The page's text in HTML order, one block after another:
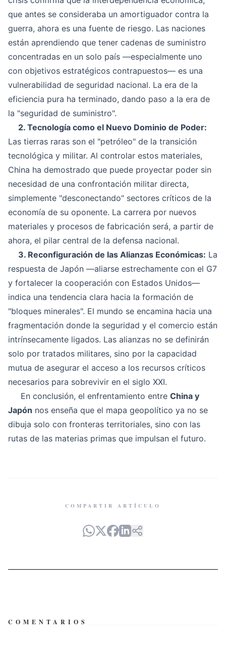
que antes se consideraba un amortiguador contra la
guerra, ahora es una fuente de riesgo. Las naciones
están aprendiendo que tener cadenas de suministro
concentradas en un solo país —especialmente uno
con objetivos estratégicos contrapuestos— es una
vulnerabilidad de seguridad nacional. La era de la
eficiencia pura ha terminado, dando paso a la era de
la "seguridad de suministro".
2. Tecnología como el Nuevo Dominio de Poder:
Las tierras raras son el "petróleo" de la transición
tecnológica y militar. Al controlar estos materiales,
China ha demostrado que puede proyectar poder sin
necesidad de una confrontación militar directa,
simplemente "desconectando" sectores críticos de la
economía de su oponente. La carrera por nuevos
materiales y procesos de fabricación será, a partir de
ahora, el pilar central de la defensa nacional.
3. Reconfiguración de las Alianzas Económicas: La
respuesta de Japón —aliarse estrechamente con el G7
y fortalecer la cooperación con Estados Unidos—
indica una tendencia clara hacia la formación de
"bloques minerales". El mundo se encamina hacia una
fragmentación donde la seguridad y el comercio están
intrínsecamente ligados. Las alianzas no se definirán
solo por tratados militares, sino por la capacidad
mutua de asegurar el acceso a los recursos críticos
necesarios para sobrevivir en el siglo XXI.
En conclusión, el enfrentamiento entre China y
Japón nos enseña que el mapa geopolítico ya no se
dibuja solo con fronteras territoriales, sino con las
rutas de las materias primas que impulsan el futuro.
COMPARTIR ARTÍCULO
COMENTARIOS